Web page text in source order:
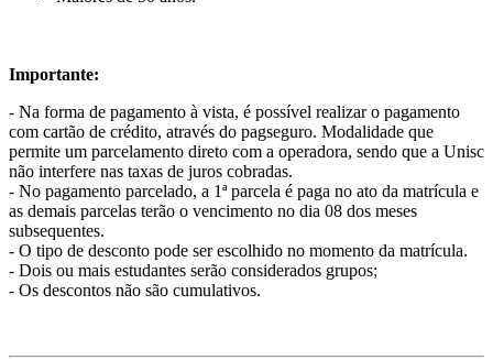
Importante:
- Na forma de pagamento à vista, é possível realizar o pagamento
com cartão de crédito, através do pagseguro. Modalidade que
permite um parcelamento direto com a operadora, sendo que a Unisc
não interfere nas taxas de juros cobradas.
- No pagamento parcelado, a 1ª parcela é paga no ato da matrícula e
as demais parcelas terão o vencimento no dia 08 dos meses
subsequentes.
- O tipo de desconto pode ser escolhido no momento da matrícula.
- Dois ou mais estudantes serão considerados grupos;
- Os descontos não são cumulativos.